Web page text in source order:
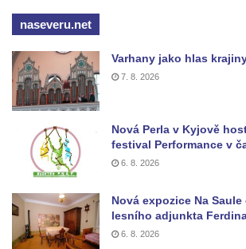
Tuhnicemi v Karlových Varech
Kralupech nad Vltavou
Vyhlídkový altán na Hostibejku v Kralupech
nad Vltavou
Vyhlídka Na Zámečku nad Vysokou Lípou
Vyhlídka Švýcárna nad Drnovcem u
Socha rytíře u vyhlídky Libverdských
pramenů v Lázních Libverda
naseveru.net
Varhany jako hlas
7. 8. 2026
Nová Perla v Kyjově
festival Performance v
6. 8. 2026
Nová expozice Na
lesního adjunkta
6. 8. 2026